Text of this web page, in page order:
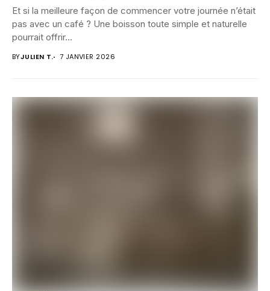
Et si la meilleure façon de commencer votre journée n’était
pas avec un café ? Une boisson toute simple et naturelle
pourrait offrir...
BYJULIEN T. 7 JANVIER 2026